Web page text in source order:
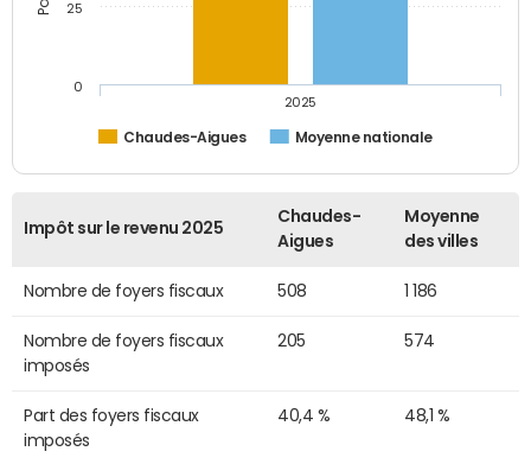
Chaudes-Aigues Moyenne nationale
2025
0
25
Impôt sur le revenu 2025
Chaudes-
Aigues
Moyenne
des villes
Nombre de foyers fiscaux 508 1 186
Nombre de foyers fiscaux
imposés
205 574
Part des foyers fiscaux
imposés
40,4 % 48,1 %